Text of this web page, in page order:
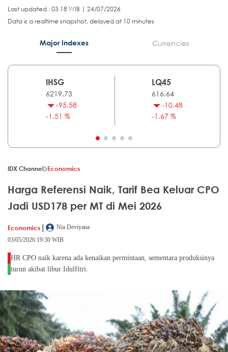
Last updated : 03.18 WIB | 24/07/2026
Data is a realtime snapshot, delayed at 10 minutes
Major Indexes Currencies
IHSG
6219.73
-95.58
-1.51 %
LQ45
616.64
-10.48
-1.67 %
IDX Channel Economics
Harga Referensi Naik, Tarif Bea Keluar CPO
Jadi USD178 per MT di Mei 2026
Economics |
Nia Deviyana
03/05/2026 19:30 WIB
HR CPO naik karena ada kenaikan permintaan, sementara produksinya
turun akibat libur Idulfitri.